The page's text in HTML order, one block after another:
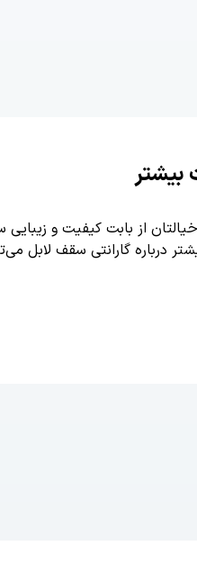
بیشتر
خیالتان از بابت کیفیت و
درباره گارانتی سقف لابل